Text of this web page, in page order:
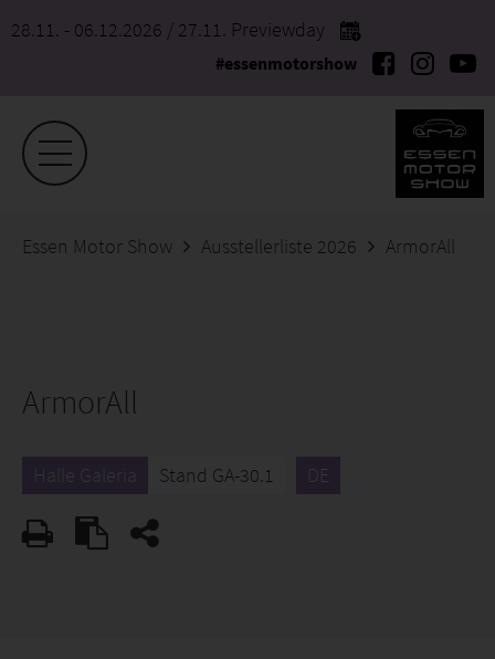
28.11. - 06.12.2026 / 27.11. Previewday
#essenmotorshow
Essen Motor Show Ausstellerliste 2026 ArmorAll
ArmorAll
Halle Galeria Stand GA-30.1 DE